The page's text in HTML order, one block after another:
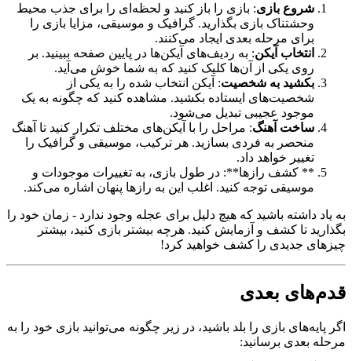
شروع بازی: بازی را باز کنید و لحظه‌ای را برای جذب محیط
وحشتناک بازی بگذارید. گرافیک و موسیقی، مزایا بازی را
برای مرحله بعدی ایجاد می‌کنند.
انتخاب آیکن: به ردیف‌های آیکن‌ها در پایین صفحه ببینید. بر
روی یکی از آن‌ها کلیک کنید که به شما خوش می‌آید.
بکشید به شخصیت: آیکن انتخاب شده را به یکی از
شخصیت‌های ایستاده بکشید. مشاهده کنید که چگونه به یک
موجود عجیبی تبدیل می‌شود.
ساخت آهنگ: مراحل را با آیکن‌های مختلف تکرار کنید تا آهنگ
منحصر به فردی بسازید. هر ترکیب، موسیقی و گرافیک را
تغییر خواهد داد.
** کشف رازها**: در طول بازی، به تغییرات موجودات و
موسیقی توجه کنید. اغلب این به رازها پنهان اشاره می‌کند.
به یاد داشته باشید که هیچ دلیل برای عجله وجود ندارد - زمان خود را
بگذارید تا کشف و آزمایش کنید. هرچه بیشتر بازی کنید، بیشتر
چیزهای جدیدی را کشف خواهید کرد!
قدم‌های بعدی
اگر پایه‌های بازی را بلد باشید، در زیر چگونه می‌توانید بازی خود را به
مرحله بعدی برسانید: